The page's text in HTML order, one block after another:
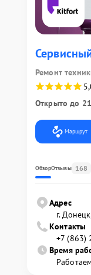
Ремонт
Открыто до
Маршрут
ОбзорОтзывы 168
Адрес
г.
Контакты
+7 (863)
Время